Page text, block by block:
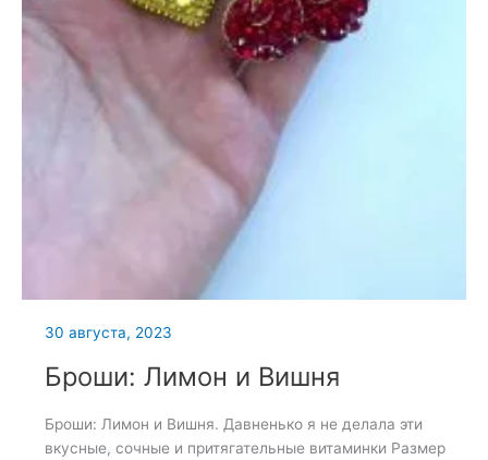
30 августа, 2023
Броши: Лимон и Вишня
Броши: Лимон и Вишня. Давненько я не делала эти
вкусные, сочные и притягательные витаминки Размер